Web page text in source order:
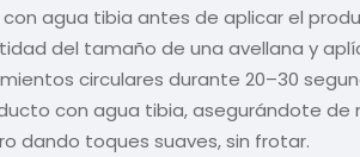
agua tibia antes de aplicar el
del tamaño de una avellana y
circulares durante 20–30
con agua tibia, asegurándote de
dando toques suaves, sin frotar.